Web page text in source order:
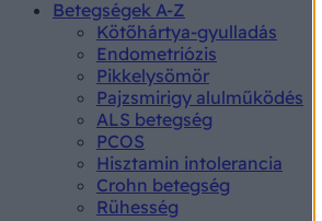
Betegségek A-Z
Kötőhártya-gyulladás
Endometriózis
Pikkelysömör
Pajzsmirigy alulműködés
ALS betegség
PCOS
Hisztamin intolerancia
Crohn betegség
Rühesség